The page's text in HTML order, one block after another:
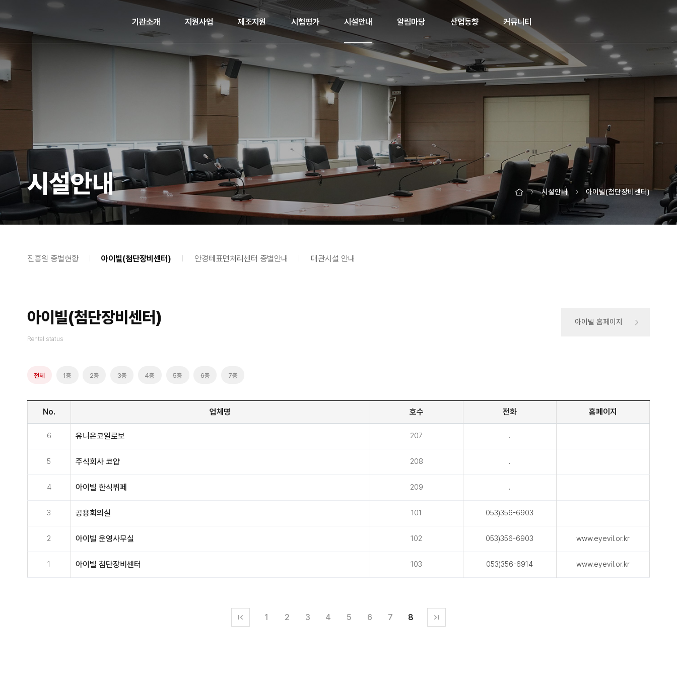
기관소개 지원사업 제조지원 시험평가 시설안내 알림마당 산업동향 커뮤니티
시설안내 시설안내 아이빌(첨단장비센터)
진흥원 층별현황 아이빌(첨단장비센터) 안경테표면처리센터 층별안내 대관시설 안내
아이빌(첨단장비센터)
Rental status
아이빌 홈페이지
전체 1층 2층 3층 4층 5층 6층 7층
No. 업체명 호수 전화 홈페이지
6 유니온코일로보 207 .
5 주식회사 코얍 208 .
4 아이빌 한식뷔페 209 .
3 공용회의실 101 053)356-6903
2 아이빌 운영사무실 102 053)356-6903 www.eyevil.or.kr
1 아이빌 첨단장비센터 103 053)356-6914 www.eyevil.or.kr
1 2 3 4 5 6 7 8